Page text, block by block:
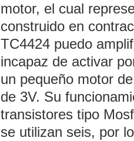
motor, el cual
construido en
TC4424 puedo
incapaz de activar
un pequeño motor
de 3V. Su
transistores tipo
se utilizan seis, por